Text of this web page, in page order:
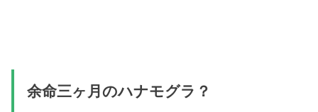
余命三ヶ月のハナモグラ？